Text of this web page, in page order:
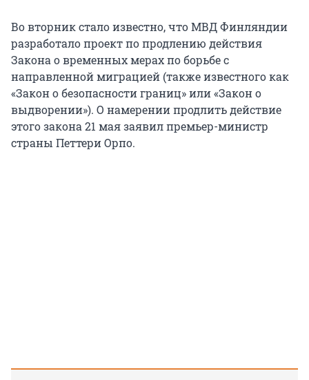
Во вторник стало известно, что МВД Финляндии
разработало проект по продлению действия
Закона о временных мерах по борьбе с
направленной миграцией (также известного как
«Закон о безопасности границ» или «Закон о
выдворении»). О намерении продлить действие
этого закона21 мая заявил премьер-министр
страны Петтери Орпо.